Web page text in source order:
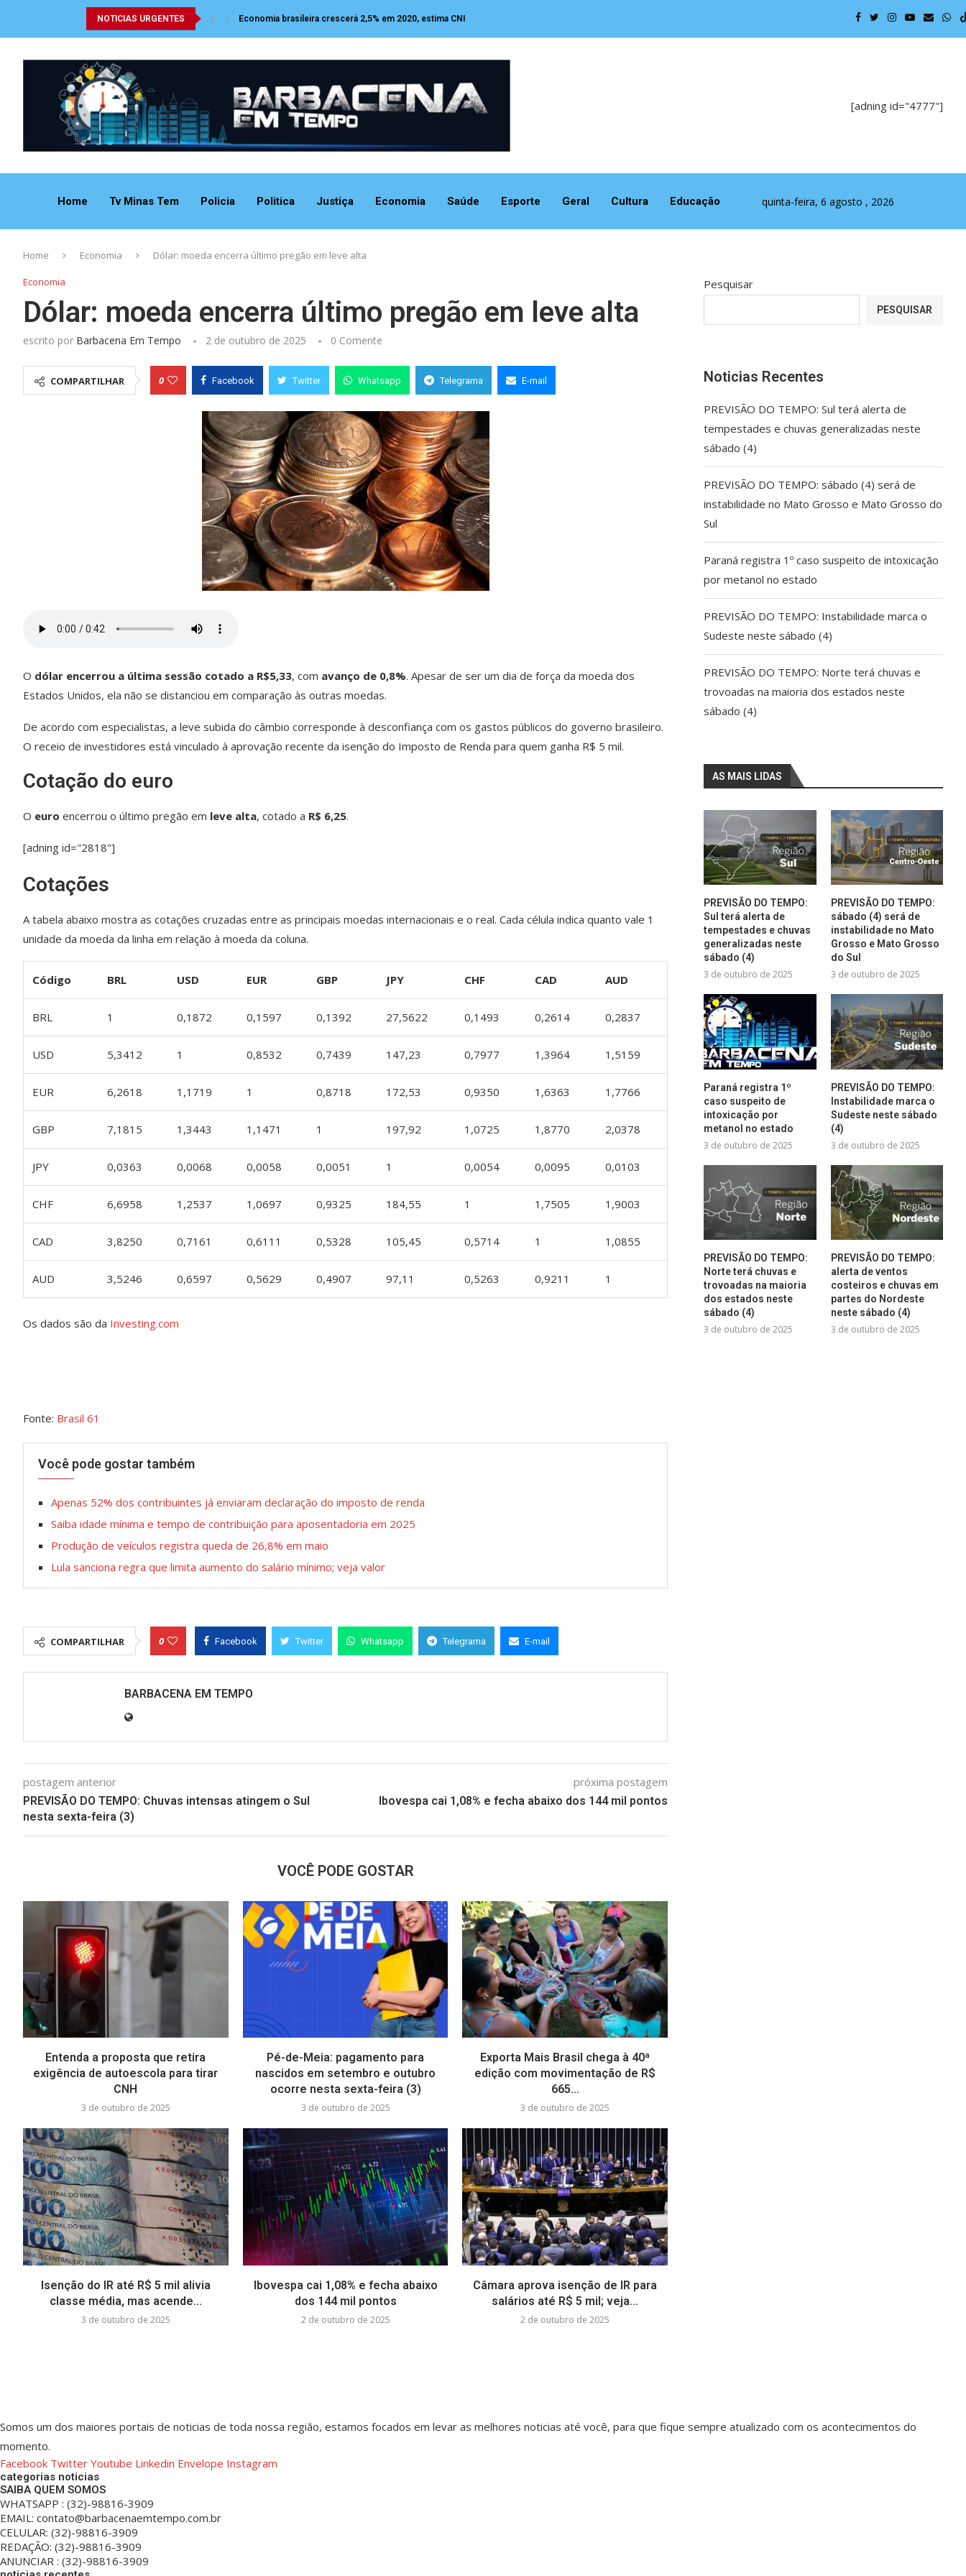
NOTICIAS URGENTES Economia brasileira crescerá 2,5% em 2020, estima CNI Política
[adning id="4777"]
Home Tv Minas Tem Policia Politica Justiça Economia Saúde Esporte Geral Cultura Educação quinta-feira, 6 agosto , 2026
Home Economia Dólar: moeda encerra último pregão em leve alta
Economia
Dólar: moeda encerra último pregão em leve alta
escrito por Barbacena Em Tempo 2 de outubro de 2025 0 Comente
COMPARTILHAR 0 Facebook Twitter Whatsapp Telegrama E-mail
O dólar encerrou a última sessão cotado a R$5,33, com avanço de 0,8%. Apesar de ser um dia de força da moeda dos
Estados Unidos, ela não se distanciou em comparação às outras moedas.
De acordo com especialistas, a leve subida do câmbio corresponde à desconfiança com os gastos públicos do governo brasileiro.
O receio de investidores está vinculado à aprovação recente da isenção do Imposto de Renda para quem ganha R$ 5 mil.
Cotação do euro
O euro encerrou o último pregão em leve alta, cotado a R$ 6,25.
[adning id="2818"]
Cotações
A tabela abaixo mostra as cotações cruzadas entre as principais moedas internacionais e o real. Cada célula indica quanto vale 1
unidade da moeda da linha em relação à moeda da coluna.
Código BRL USD EUR GBP JPY CHF CAD AUD
BRL 1 0,1872 0,1597 0,1392 27,5622 0,1493 0,2614 0,2837
USD 5,3412 1 0,8532 0,7439 147,23 0,7977 1,3964 1,5159
EUR 6,2618 1,1719 1 0,8718 172,53 0,9350 1,6363 1,7766
GBP 7,1815 1,3443 1,1471 1 197,92 1,0725 1,8770 2,0378
JPY 0,0363 0,0068 0,0058 0,0051 1 0,0054 0,0095 0,0103
CHF 6,6958 1,2537 1,0697 0,9325 184,55 1 1,7505 1,9003
CAD 3,8250 0,7161 0,6111 0,5328 105,45 0,5714 1 1,0855
AUD 3,5246 0,6597 0,5629 0,4907 97,11 0,5263 0,9211 1
Os dados são da Investing.com
Fonte: Brasil 61
Você pode gostar também
Apenas 52% dos contribuintes já enviaram declaração do imposto de renda
Saiba idade mínima e tempo de contribuição para aposentadoria em 2025
Produção de veículos registra queda de 26,8% em maio
Lula sanciona regra que limita aumento do salário mínimo; veja valor
COMPARTILHAR 0 Facebook Twitter Whatsapp Telegrama E-mail
BARBACENA EM TEMPO
postagem anterior
PREVISÃO DO TEMPO: Chuvas intensas atingem o Sul
nesta sexta-feira (3)
próxima postagem
Ibovespa cai 1,08% e fecha abaixo dos 144 mil pontos
VOCÊ PODE GOSTAR
Entenda a proposta que retira
exigência de autoescola para tirar
CNH
3 de outubro de 2025
Pé-de-Meia: pagamento para
nascidos em setembro e outubro
ocorre nesta sexta-feira (3)
3 de outubro de 2025
Exporta Mais Brasil chega à 40ª
edição com movimentação de R$
665...
3 de outubro de 2025
Isenção do IR até R$ 5 mil alivia
classe média, mas acende...
3 de outubro de 2025
Ibovespa cai 1,08% e fecha abaixo
dos 144 mil pontos
2 de outubro de 2025
Câmara aprova isenção de IR para
salários até R$ 5 mil; veja...
2 de outubro de 2025
Pesquisar
PESQUISAR
Noticias Recentes
PREVISÃO DO TEMPO: Sul terá alerta de
tempestades e chuvas generalizadas neste
sábado (4)
PREVISÃO DO TEMPO: sábado (4) será de
instabilidade no Mato Grosso e Mato Grosso do
Sul
Paraná registra 1º caso suspeito de intoxicação
por metanol no estado
PREVISÃO DO TEMPO: Instabilidade marca o
Sudeste neste sábado (4)
PREVISÃO DO TEMPO: Norte terá chuvas e
trovoadas na maioria dos estados neste
sábado (4)
AS MAIS LIDAS
PREVISÃO DO TEMPO:
Sul terá alerta de
tempestades e chuvas
generalizadas neste
sábado (4)
3 de outubro de 2025
PREVISÃO DO TEMPO:
sábado (4) será de
instabilidade no Mato
Grosso e Mato Grosso
do Sul
3 de outubro de 2025
Paraná registra 1º
caso suspeito de
intoxicação por
metanol no estado
3 de outubro de 2025
PREVISÃO DO TEMPO:
Instabilidade marca o
Sudeste neste sábado
(4)
3 de outubro de 2025
PREVISÃO DO TEMPO:
Norte terá chuvas e
trovoadas na maioria
dos estados neste
sábado (4)
3 de outubro de 2025
PREVISÃO DO TEMPO:
alerta de ventos
costeiros e chuvas em
partes do Nordeste
neste sábado (4)
3 de outubro de 2025
Somos um dos maiores portais de noticias de toda nossa região, estamos focados em levar as melhores noticias até você, para que fique sempre atualizado com os acontecimentos do
momento.
Facebook Twitter Youtube Linkedin Envelope Instagram
categorias noticias
SAIBA QUEM SOMOS
WHATSAPP : (32)-98816-3909
EMAIL: contato@barbacenaemtempo.com.br
CELULAR: (32)-98816-3909
REDAÇÃO: (32)-98816-3909
ANUNCIAR : (32)-98816-3909